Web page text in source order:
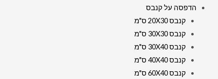
הדפסה על קנבס
קנבס 20X30 ס"מ
קנבס 30X30 ס"מ
קנבס 30X40 ס"מ
קנבס 40X40 ס"מ
קנבס 60X40 ס"מ